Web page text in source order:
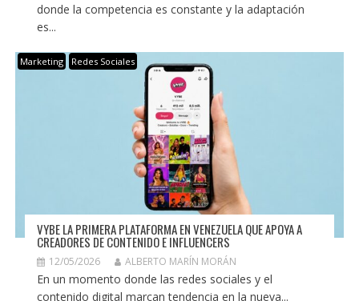
donde la competencia es constante y la adaptación
es...
Marketing Redes Sociales
VYBE LA PRIMERA PLATAFORMA EN VENEZUELA QUE APOYA A
CREADORES DE CONTENIDO E INFLUENCERS
12/05/2026 ALBERTO MARÍN MORÁN
En un momento donde las redes sociales y el
contenido digital marcan tendencia en la nueva...